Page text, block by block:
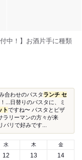
中！】お酒片手に種類
合わせのパスタ ランチ セ
...日替りのパスタに、ミ
トですね〜 パスタとピザ
ラリーマンの方々が来
リで好みです...
水
12
木
13
金
14